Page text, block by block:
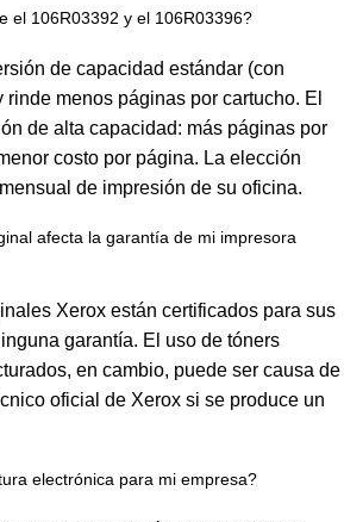
el 106R03392 y el 106R03396?
de capacidad estándar (con
menos páginas por cartucho. El
de alta capacidad: más páginas por
costo por página. La elección
de impresión de su oficina.
afecta la garantía de mi impresora
Xerox están certificados para sus
garantía. El uso de tóners
en cambio, puede ser causa de
oficial de Xerox si se produce un
electrónica para mi empresa?